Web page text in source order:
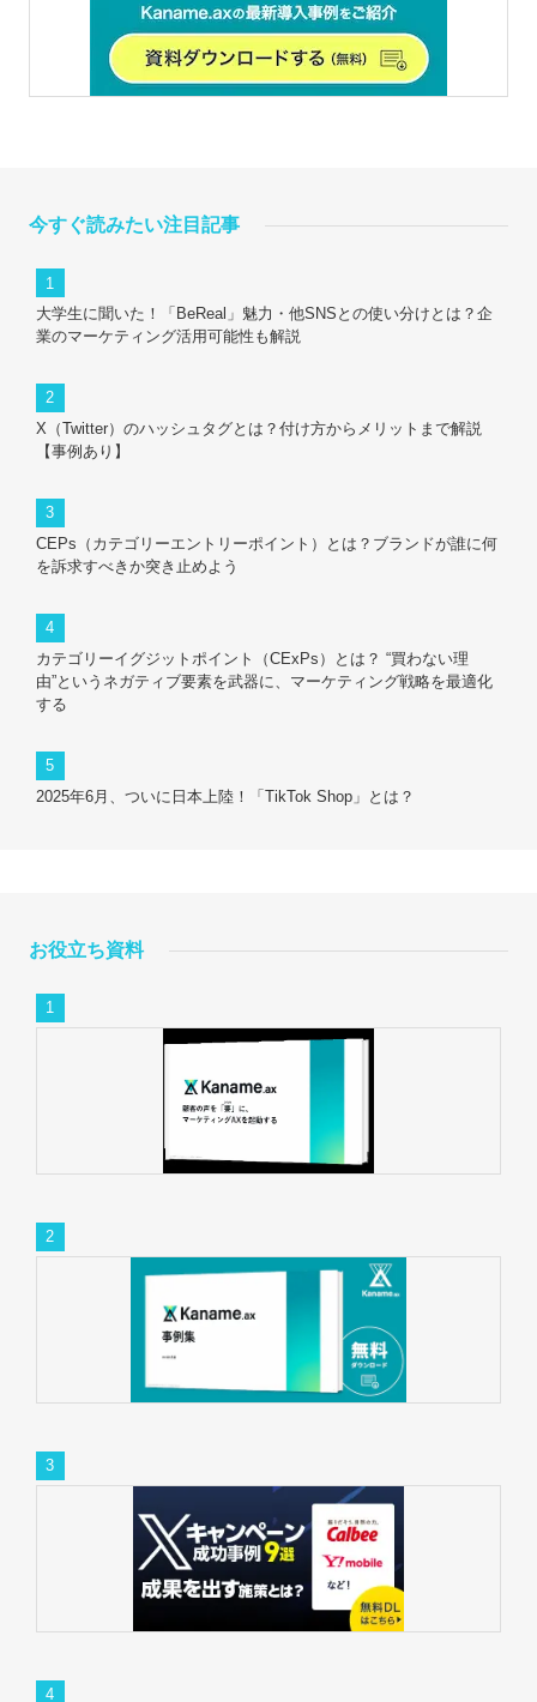
今すぐ読みたい注目記事
大学生に聞いた！「BeReal」魅力・他SNSとの使い分けとは？企
業のマーケティング活用可能性も解説
X（Twitter）のハッシュタグとは？付け方からメリットまで解説
【事例あり】
CEPs（カテゴリーエントリーポイント）とは？ブランドが誰に何
を訴求すべきか突き止めよう
カテゴリーイグジットポイント（CExPs）とは？ “買わない理
由”というネガティブ要素を武器に、マーケティング戦略を最適化
する
2025年6月、ついに日本上陸！「TikTok Shop」とは？
お役立ち資料